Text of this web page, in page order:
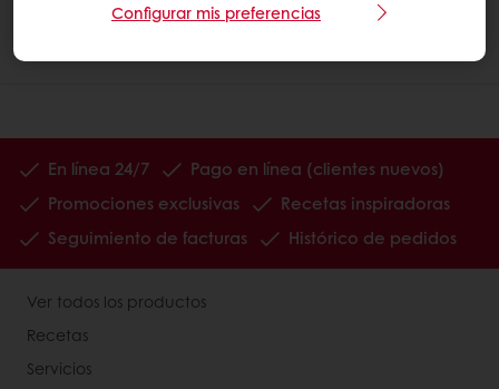
Configurar mis preferencias
En línea 24/7
Pago en línea (clientes nuevos)
Promociones exclusivas
Recetas inspiradoras
Seguimiento de facturas
Histórico de pedidos
Ver todos los productos
Recetas
Servicios